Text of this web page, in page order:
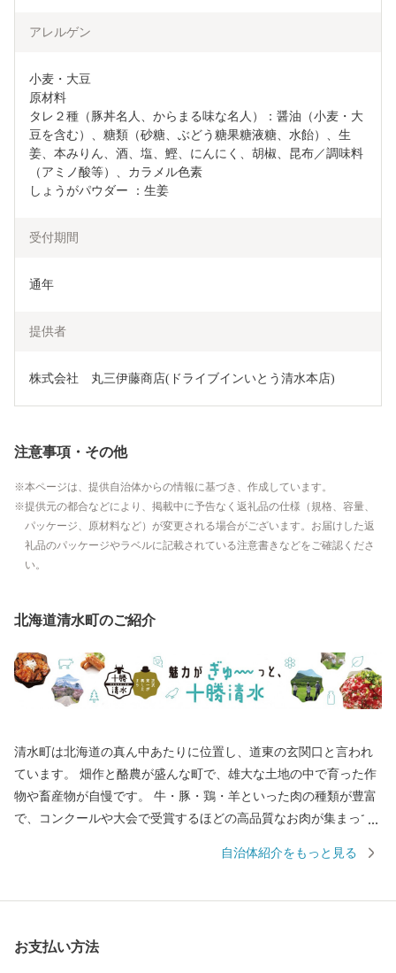
アレルゲン
小麦・大豆
原材料
タレ２種（豚丼名人、からまる味な名人）：醤油（小麦・大
豆を含む）、糖類（砂糖、ぶどう糖果糖液糖、水飴）、生
姜、本みりん、酒、塩、鰹、にんにく、胡椒、昆布／調味料
（アミノ酸等）、カラメル色素
しょうがパウダー ：生姜
受付期間
通年
提供者
株式会社　丸三伊藤商店(ドライブインいとう清水本店)
注意事項・その他
本ページは、提供自治体からの情報に基づき、作成しています。
提供元の都合などにより、掲載中に予告なく返礼品の仕様（規格、容量、
パッケージ、原材料など）が変更される場合がございます。お届けした返
礼品のパッケージやラベルに記載されている注意書きなどをご確認くださ
い。
北海道清水町のご紹介
清水町は北海道の真ん中あたりに位置し、道東の玄関口と言われ
ています。 畑作と酪農が盛んな町で、雄大な土地の中で育った作
物や畜産物が自慢です。 牛・豚・鶏・羊といった肉の種類が豊富
で、コンクールや大会で受賞するほどの高品質なお肉が集まって
乳・チーズ・アイスといった乳製品も魅力の町で、まさに「食の
山展望台からの眺めは十勝平野ならではの開放的で美しい景色を
自治体紹介をもっと見る
お支払い方法